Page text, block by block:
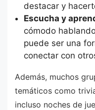
destacar y
Escucha y
cómodo
puede ser una
conectar con
Además, muchos
temáticos como
incluso noches de